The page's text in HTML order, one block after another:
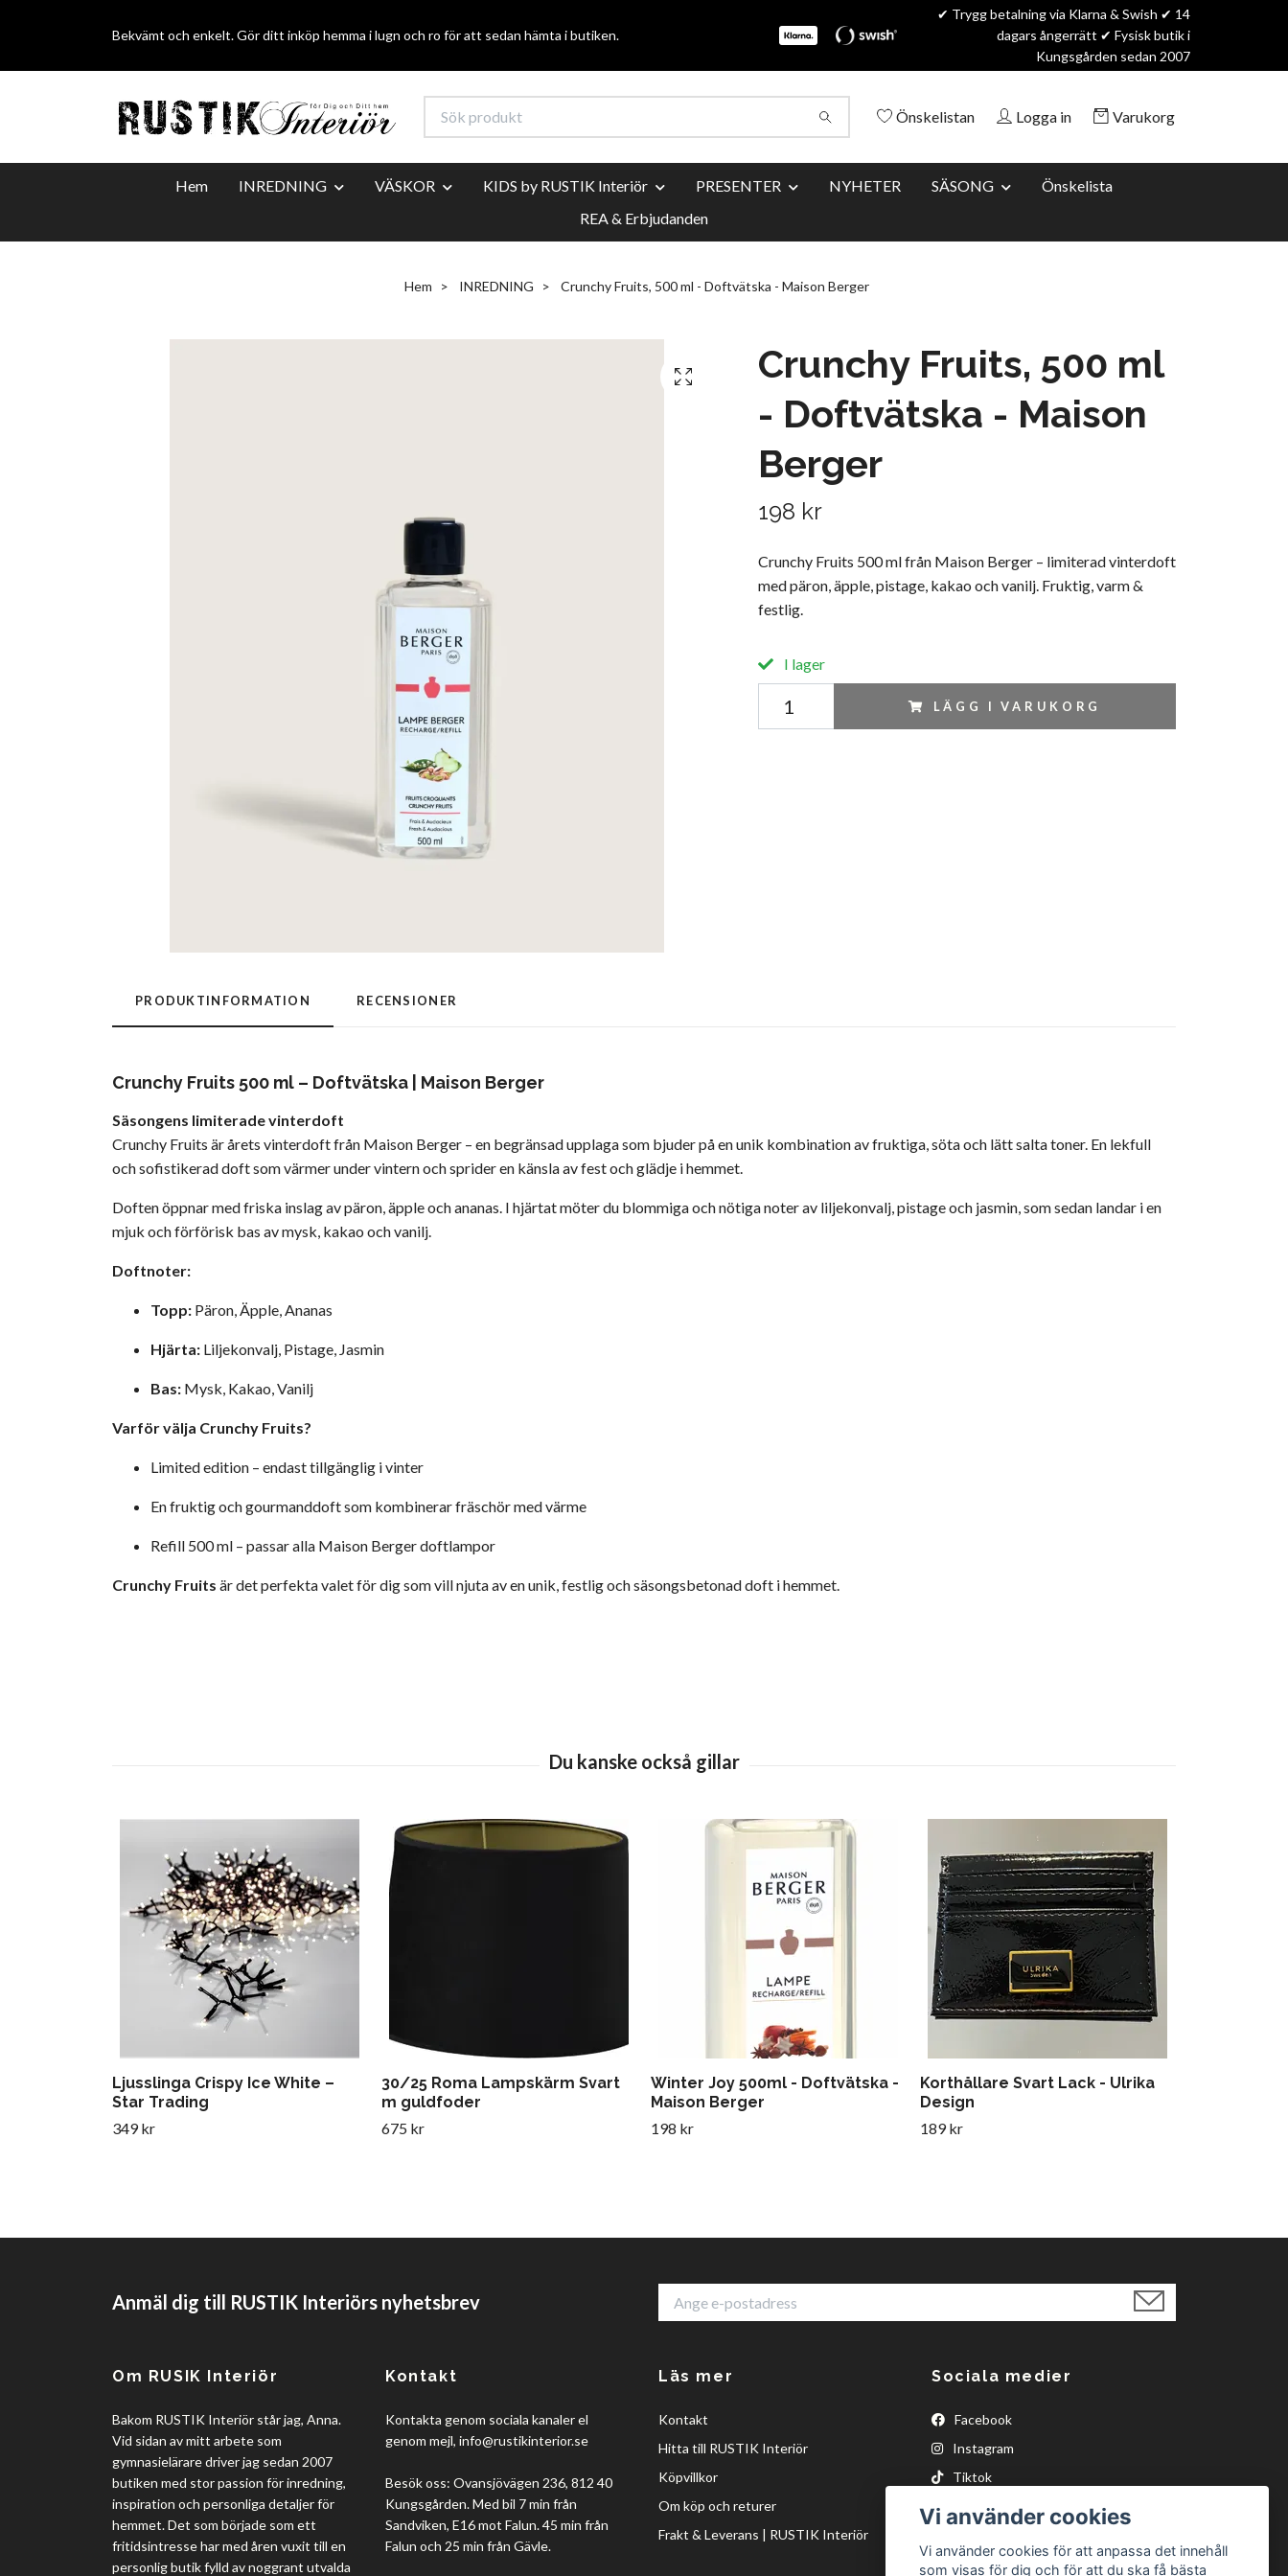
Bekvämt och enkelt. Gör ditt inköp hemma i lugn och ro för att sedan hämta i butiken.
✔ Trygg betalning via Klarna & Swish ✔ 14
dagars ångerrätt ✔ Fysisk butik i
Kungsgården sedan 2007
Önskelistan Logga in Varukorg
Hem INREDNING VÄSKOR KIDS by RUSTIK Interiör PRESENTER NYHETER SÄSONG
Önskelista
REA & Erbjudanden
Hem INREDNING Crunchy Fruits, 500 ml - Doftvätska - Maison Berger
Crunchy Fruits, 500 ml
- Doftvätska - Maison
Berger
198 kr
Crunchy Fruits 500 ml från Maison Berger – limiterad vinterdoft
med päron, äpple, pistage, kakao och vanilj. Fruktig, varm &
festlig.
I lager
LÄGG I VARUKORG
PRODUKTINFORMATION RECENSIONER
Crunchy Fruits 500 ml – Doftvätska | Maison Berger
Säsongens limiterade vinterdoft
Crunchy Fruits är årets vinterdoft från Maison Berger – en begränsad upplaga som bjuder på en unik kombination av fruktiga, söta och lätt salta toner. En lekfull
och sofistikerad doft som värmer under vintern och sprider en känsla av fest och glädje i hemmet.
Doften öppnar med friska inslag av päron, äpple och ananas. I hjärtat möter du blommiga och nötiga noter av liljekonvalj, pistage och jasmin, som sedan landar i en
mjuk och förförisk bas av mysk, kakao och vanilj.
Doftnoter:
Topp: Päron, Äpple, Ananas
Hjärta: Liljekonvalj, Pistage, Jasmin
Bas: Mysk, Kakao, Vanilj
Varför välja Crunchy Fruits?
Limited edition – endast tillgänglig i vinter
En fruktig och gourmanddoft som kombinerar fräschör med värme
Refill 500 ml – passar alla Maison Berger doftlampor
Crunchy Fruits är det perfekta valet för dig som vill njuta av en unik, festlig och säsongsbetonad doft i hemmet.
Ljusslinga Crispy Ice White –
Star Trading
349 kr
30/25 Roma Lampskärm Svart
m guldfoder
675 kr
Winter Joy 500ml - Doftvätska -
Maison Berger
198 kr
Korthållare Svart Lack - Ulrika
Design
189 kr
Anmäl dig till RUSTIK Interiörs nyhetsbrev
Om RUSIK Interiör
Bakom RUSTIK Interiör står jag, Anna.
Vid sidan av mitt arbete som
gymnasielärare driver jag sedan 2007
butiken med stor passion för inredning,
inspiration och personliga detaljer för
hemmet. Det som började som ett
fritidsintresse har med åren vuxit till en
personlig butik fylld av noggrant utvalda
Kontakt
Kontakta genom sociala kanaler el
genom mejl, info@rustikinterior.se
Besök oss: Ovansjövägen 236, 812 40
Kungsgården. Med bil 7 min från
Sandviken, E16 mot Falun. 45 min från
Falun och 25 min från Gävle.
Läs mer
Kontakt
Hitta till RUSTIK Interiör
Köpvillkor
Om köp och returer
Frakt & Leverans | RUSTIK Interiör
Sociala medier
Facebook
Instagram
Tiktok
Vi använder cookies
Vi använder cookies för att anpassa det innehåll
som visas för dig och för att du ska få bästa